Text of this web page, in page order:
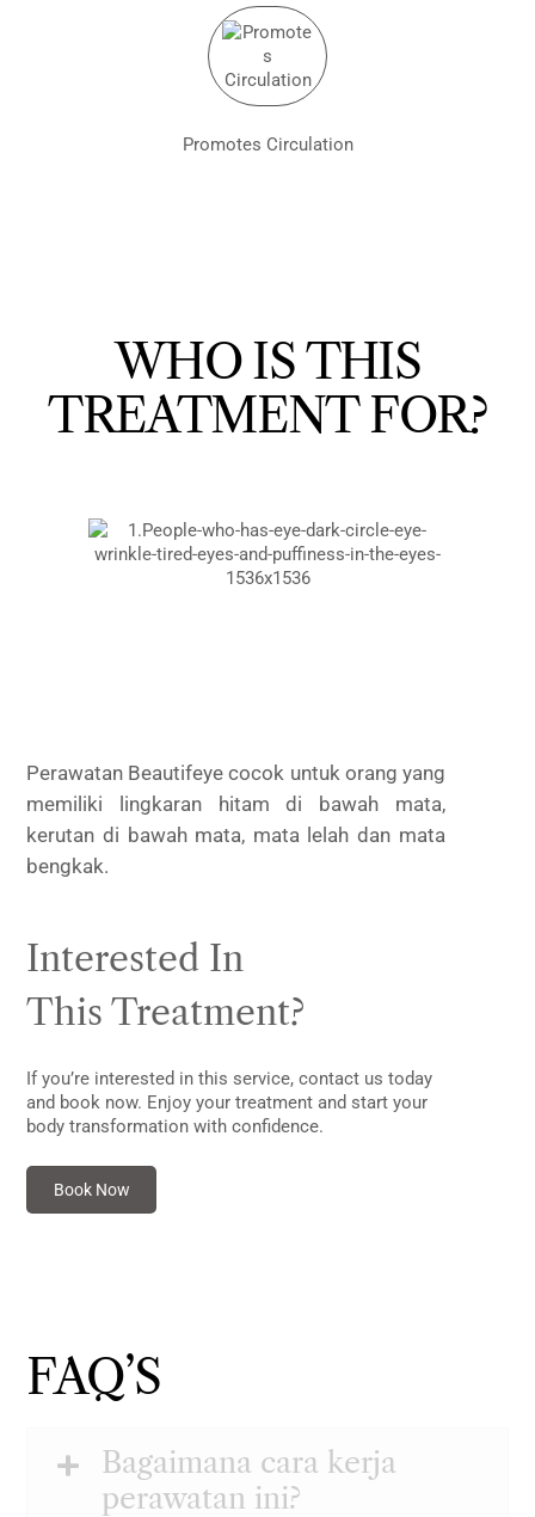
Promotes Circulation
WHO IS THIS
TREATMENT FOR?
Perawatan Beautifeye cocok untuk orang yang
memiliki lingkaran hitam di bawah mata,
kerutan di bawah mata, mata lelah dan mata
bengkak.
Interested In
This Treatment?
If you’re interested in this service, contact us today
and book now. Enjoy your treatment and start your
body transformation with confidence.
Book Now
FAQ’S
Bagaimana cara kerja
perawatan ini?